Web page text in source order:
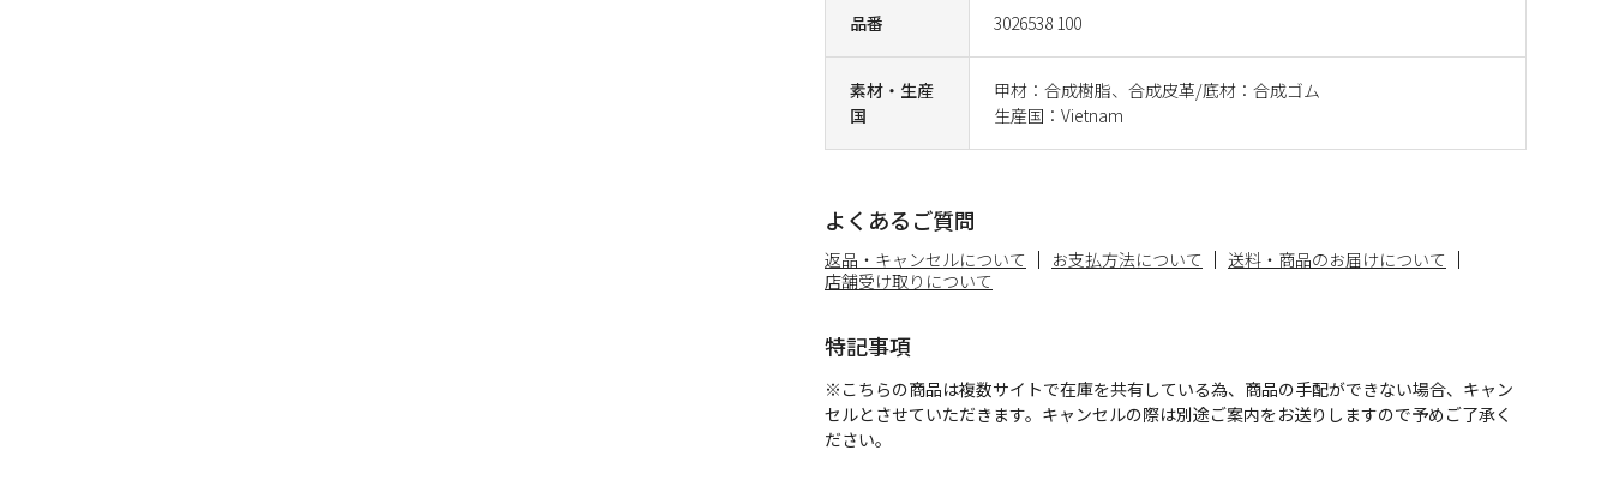
品番 3026538 100
素材・生産
国
甲材：合成樹脂、合成皮革/底材：合成ゴム
生産国：Vietnam
よくあるご質問
返品・キャンセルについて お支払方法について
送料・商品のお届けについて
店舗受け取りについて
特記事項
※こちらの商品は複数サイトで在庫を共有している為、商品の手配ができない場合、キャン
セルとさせていただきます。キャンセルの際は別途ご案内をお送りしますので予めご了承く
ださい。